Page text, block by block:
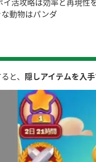
動物はパンダ
と、 隠しアイテムを入